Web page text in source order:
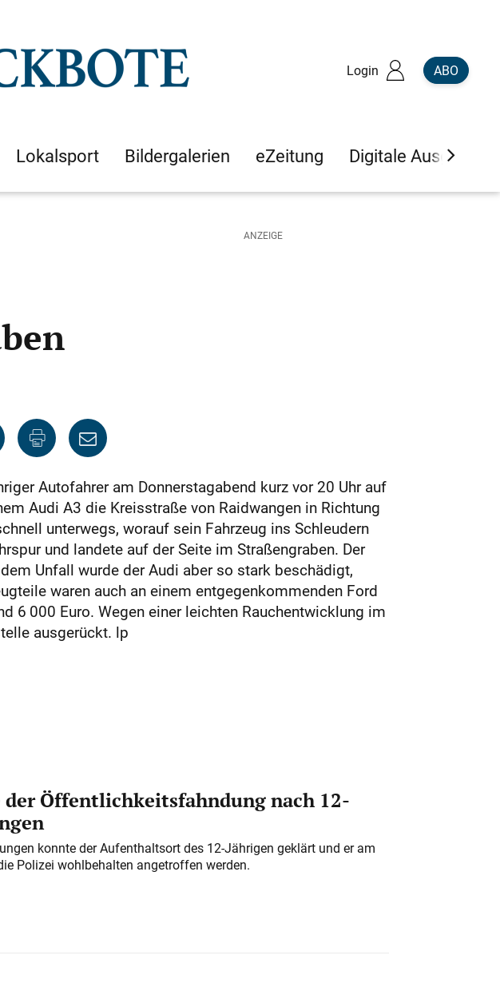
Login ABO
Lokalsport Bildergalerien eZeitung Digitale Ausgaben
Autofahrer am Donnerstagabend kurz vor 20 Uhr auf
Audi A3 die Kreisstraße von Raidwangen in Richtung
unterwegs, worauf sein Fahrzeug ins Schleudern
und landete auf der Seite im Straßengraben. Der
Unfall wurde der Audi aber so stark beschädigt,
waren auch an einem entgegenkommenden Ford
6 000 Euro. Wegen einer leichten Rauchentwicklung im
ausgerückt. lp
der Öffentlichkeitsfahndung nach 12-
konnte der Aufenthaltsort des 12-Jährigen geklärt und er am
Polizei wohlbehalten angetroffen werden.